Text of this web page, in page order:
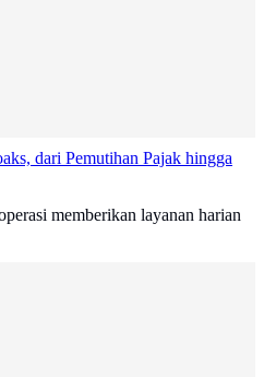
dari Pemutihan Pajak hingga
memberikan layanan harian